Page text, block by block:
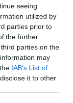
seeing
utilized by
parties prior to
the further
parties on the
may
IAB’s List of
it to other
για
καθώς
Τρίτο